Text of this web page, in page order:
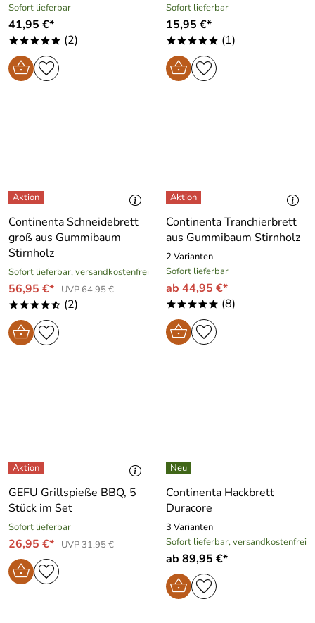
Sofort lieferbar
41,95 €*
***** (2)
Sofort lieferbar
15,95 €*
***** (1)
Continenta Schneidebrett
groß aus Gummibaum
Stirnholz
Sofort lieferbar, versandkostenfrei
56,95 €* UVP 64,95 €
****/ (2)
Continenta Tranchierbrett
aus Gummibaum Stirnholz
2 Varianten
Sofort lieferbar
ab 44,95 €*
***** (8)
GEFU Grillspieße BBQ, 5
Stück im Set
Sofort lieferbar
26,95 €* UVP 31,95 €
Continenta Hackbrett
Duracore
3 Varianten
Sofort lieferbar, versandkostenfrei
ab 89,95 €*